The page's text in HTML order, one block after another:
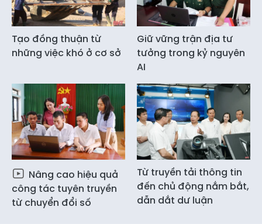
Tạo đồng thuận từ
những việc khó ở cơ sở
Giữ vững trận địa tư
tưởng trong kỷ nguyên
AI
Nâng cao hiệu quả
công tác tuyên truyền
từ chuyển đổi số
Từ truyền tải thông tin
đến chủ động nắm bắt,
dẫn dắt dư luận